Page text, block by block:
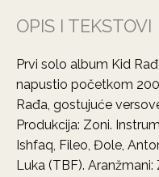
OPIS I TEKSTOVI
Prvi solo album Kid
napustio početkom
Rađa, gostujuće
Produkcija: Zoni.
Ishfaq, Fileo, Đole,
Luka (TBF). Aranžmani: